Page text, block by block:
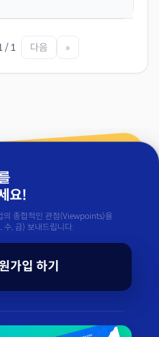
/ 1 다음 »
요!
의 종합적인 관점(Viewpoints)을
, 금) 보내드립니다.
가입 하기